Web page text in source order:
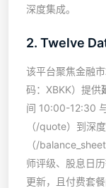
深度集成。
2. Twelve
该平台聚焦金融
码：XBKK）提供
间 10:00-12:30
（/quote）到深
（/
师评级、股息日
更新，且付费套